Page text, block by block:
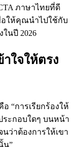
ภาษาไทยที่ดี
อให้คุณนำไปใช้กับ
นปี 2026
ใจให้ตรง
อ “การเรียกร้องให้
ะกอบใดๆ บนหน้า
ว่าต้องการให้เขา
น”